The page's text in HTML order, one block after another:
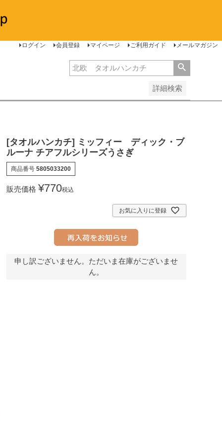
ログイン 会員登録 マイページ ご利用ガイド メールマガジン
詳細検索
順
[タオルハンカチ] ミッフィー ディック・ブ
ルーナ チアフルシリーズうさぎ
商品番号 5805033200
販売価格 ¥770税込
お気に入りに登録
申し訳ございません。ただいま在庫がございませ
ん。